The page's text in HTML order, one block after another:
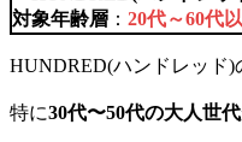
対象年齢層 ： 20代～60代
HUNDRED(ハンドレッド)
特に30代〜50代の大人世代